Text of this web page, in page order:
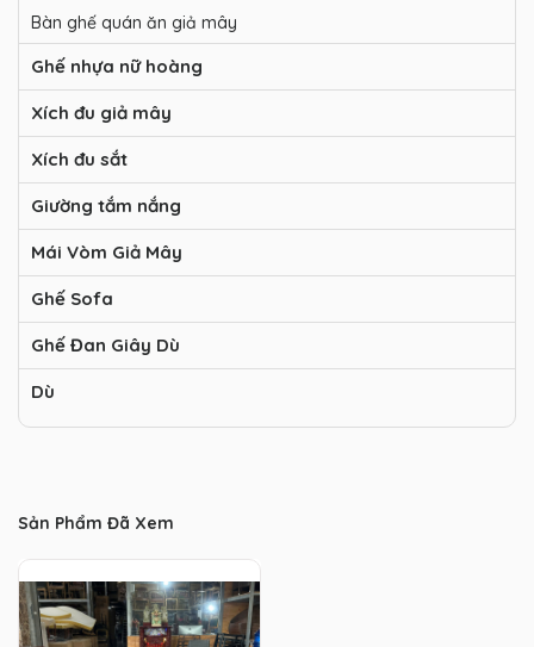
Bàn ghế quán ăn giả mây
Ghế nhựa nữ hoàng
Xích đu giả mây
Xích đu sắt
Giường tắm nắng
Mái Vòm Giả Mây
Ghế Sofa
Ghế Đan Giây Dù
Dù
Sản Phẩm Đã Xem